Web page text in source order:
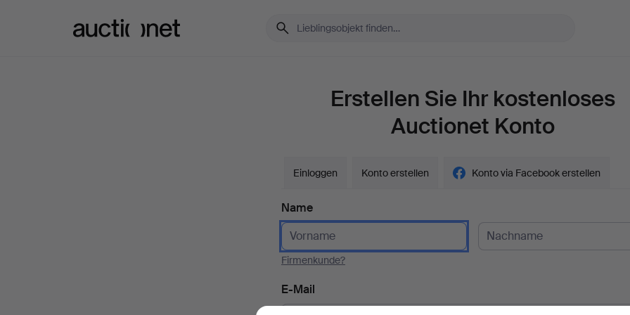
Erstellen Sie Ihr kostenloses
Auctionet Konto
Einloggen Konto erstellen Konto via Facebook erstellen
Name
Firmenkunde?
E-Mail